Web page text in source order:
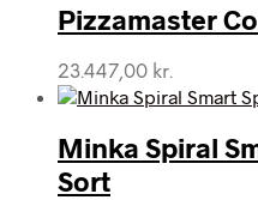
Pizzamaster
23.447,00 kr.
Minka Spiral
Sort